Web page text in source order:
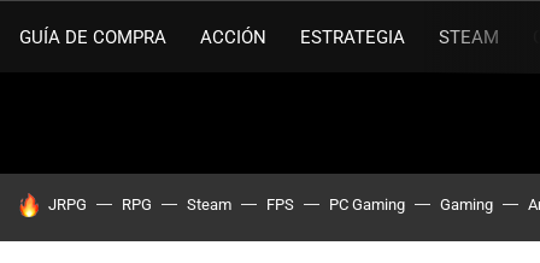
GUÍA DE COMPRA ACCIÓN ESTRATEGIA STEAM
HOY SE HABLA DE
JRPG RPG Steam FPS PC Gaming Gaming